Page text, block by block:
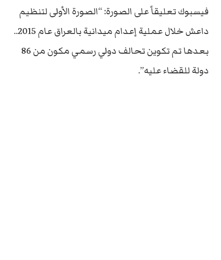
فيسبوك تعليقاً على الصورة: “الصورة الأولى لتنظيم
داعش خلال عملية إعدام ميدانية بالعراق عام 2015..
بعدها تم تكوين تحالف دولي رسمي مكون من 86
دولة للقضاء عليه”.